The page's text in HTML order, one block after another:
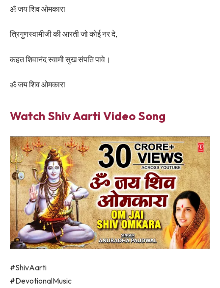
ॐ जय शिव ओमकारा
त्रिगुणस्वामीजी की आरती जो कोई नर दे,
कहत शिवानंद स्वामी सुख संपति पावे।
ॐ जय शिव ओमकारा
Watch Shiv Aarti Video Song
#ShivAarti
#DevotionalMusic